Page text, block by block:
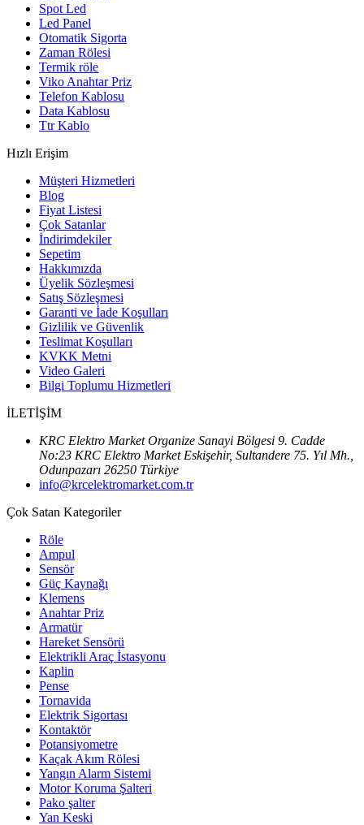
Spot Led
Led Panel
Otomatik Sigorta
Zaman Rölesi
Termik röle
Viko Anahtar Priz
Telefon Kablosu
Data Kablosu
Ttr Kablo
Hızlı Erişim
Müşteri Hizmetleri
Blog
Fiyat Listesi
Çok Satanlar
İndirimdekiler
Sepetim
Hakkımızda
Üyelik Sözleşmesi
Satış Sözleşmesi
Garanti ve İade Koşulları
Gizlilik ve Güvenlik
Teslimat Koşulları
KVKK Metni
Video Galeri
Bilgi Toplumu Hizmetleri
İLETİŞİM
KRC Elektro Market Organize Sanayi Bölgesi 9. Cadde
No:23 KRC Elektro Market Eskişehir, Sultandere 75. Yıl Mh.,
Odunpazarı 26250 Türkiye
info@krcelektromarket.com.tr
Çok Satan Kategoriler
Röle
Ampul
Sensör
Güç Kaynağı
Klemens
Anahtar Priz
Armatür
Hareket Sensörü
Elektrikli Araç İstasyonu
Kaplin
Pense
Tornavida
Elektrik Sigortası
Kontaktör
Potansiyometre
Kaçak Akım Rölesi
Yangın Alarm Sistemi
Motor Koruma Şalteri
Pako şalter
Yan Keski